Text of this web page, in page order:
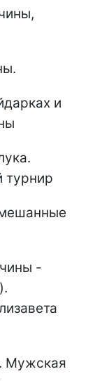
и
турнир
-
Мужская